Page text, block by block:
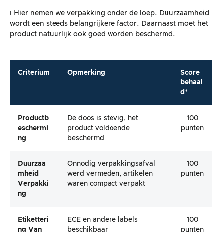
ℹ️ Hier nemen we verpakking onder de loep. Duurzaamheid
wordt een steeds belangrijkere factor. Daarnaast moet het
product natuurlijk ook goed worden beschermd.
Criterium Opmerking
Score
behaal
d*
Productb
Eschermi
Ng
De doos is stevig, het
product voldoende
beschermd
100
punten
Duurzaa
Mheid
Verpakki
Ng
Onnodig verpakkingsafval
werd vermeden, artikelen
waren compact verpakt
100
punten
Etiketteri
Ng Van
ECE en andere labels
beschikbaar
100
punten